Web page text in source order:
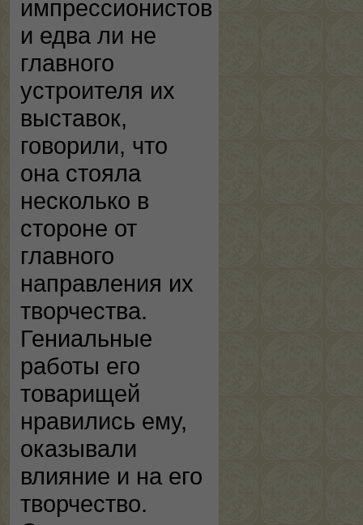
импрессионистов
и едва ли не
главного
устроителя их
выставок,
говорили, что
она стояла
несколько в
стороне от
главного
направления их
творчества.
Гениальные
работы его
товарищей
нравились ему,
оказывали
влияние и на его
творчество.